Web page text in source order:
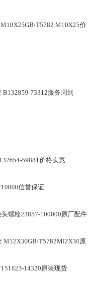
T5782 M10X25价
73312服务周到
59881价格实惠
信誉保证
螺栓23857-100000原厂配件
M12X30GB/T5782MI2X30原
14320原装现货